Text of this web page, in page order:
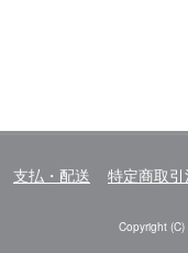
支払・配送 特定商取
Copyright